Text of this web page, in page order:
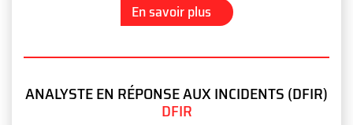
En savoir plus
ANALYSTE EN RÉPONSE AUX INCIDENTS (DFIR)
DFIR